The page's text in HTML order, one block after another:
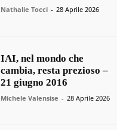
Nathalie Tocci - 28 Aprile 2026
IAI, nel mondo che
cambia, resta prezioso –
21 giugno 2016
Michele Valensise - 28 Aprile 2026